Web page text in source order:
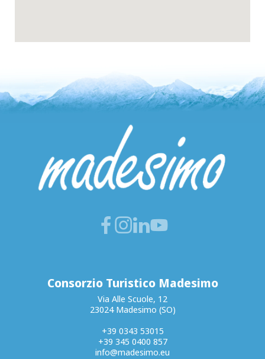
Consorzio Turistico Madesimo
Via Alle Scuole, 12
23024 Madesimo (SO)
+39 0343 53015
+39 345 0400 857
info@madesimo.eu